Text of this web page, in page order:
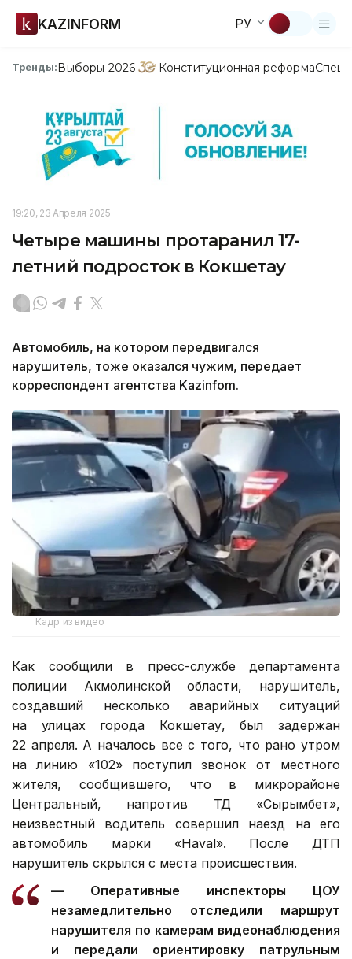
KAZINFORM РУ
Тренды:Выборы-2026 Конституционная реформа
19:20, 23 Апреля 2025
Четыре машины протаранил 17-
летний подросток в Кокшетау
Автомобиль, на котором передвигался
нарушитель, тоже оказался чужим, передает
корреспондент агентства Kazinfom.
Кадр из видео
Как сообщили в пресс-службе департамента
полиции Акмолинской области, нарушитель,
создавший несколько аварийных ситуаций
на улицах города Кокшетау, был задержан
22 апреля. А началось все с того, что рано утром
на линию «102» поступил звонок от местного
жителя, сообщившего, что в микрорайоне
Центральный, напротив ТД «Сырымбет»,
неизвестный водитель совершил наезд на его
автомобиль марки «Haval». После ДТП
нарушитель скрылся с места происшествия.
— Оперативные инспекторы ЦОУ
незамедлительно отследили маршрут
нарушителя по камерам видеонаблюдения
и передали ориентировку патрульным